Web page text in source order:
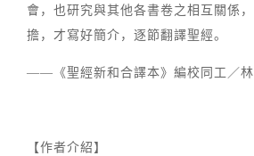
會，也研究與其他各書卷之相互關係
擔，才寫好簡介，逐節翻譯聖經。
——《聖經新和合譯本》編校同工／
【作者介紹】